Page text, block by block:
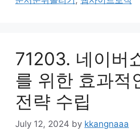
71203. 네이버
를 위한 효과적
전략 수립
July 12, 2024 by kkangnaaa